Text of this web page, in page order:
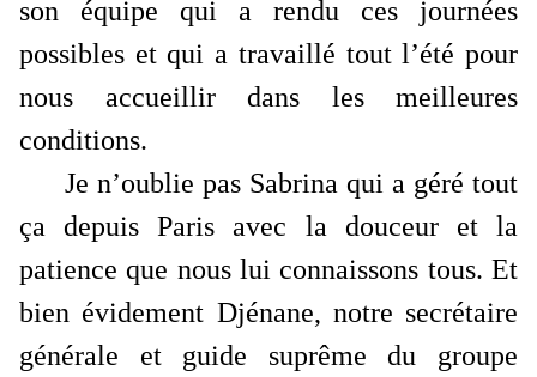
son équipe qui a rendu ces journées
possibles et qui a travaillé tout l’été pour
nous accueillir dans les meilleures
conditions.
Je n’oublie pas Sabrina qui a géré tout
ça depuis Paris avec la douceur et la
patience que nous lui connaissons tous. Et
bien évidement Djénane, notre secrétaire
générale et guide suprême du groupe